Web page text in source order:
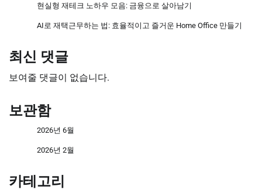
현실형 재테크 노하우 모음: 금융으로 살아남기
AI로 재택근무하는 법: 효율적이고 즐거운 Home Office 만들기
최신 댓글
보여줄 댓글이 없습니다.
보관함
2026년 6월
2026년 2월
카테고리